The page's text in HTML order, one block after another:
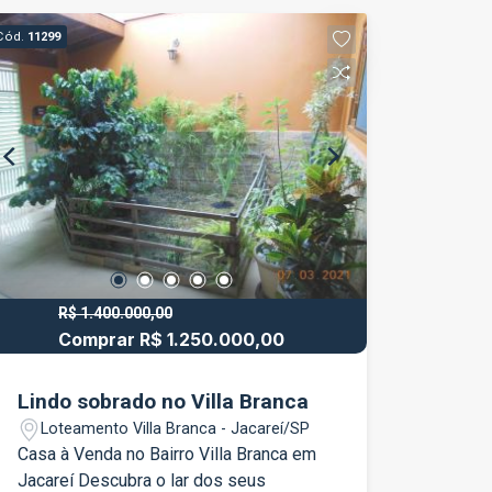
11299
R$ 1.400.000,00
Comprar R$ 1.250.000,00
Lindo sobrado no Villa Branca
Loteamento Villa Branca - Jacareí/SP
Casa à Venda no Bairro Villa Branca em
Jacareí Descubra o lar dos seus